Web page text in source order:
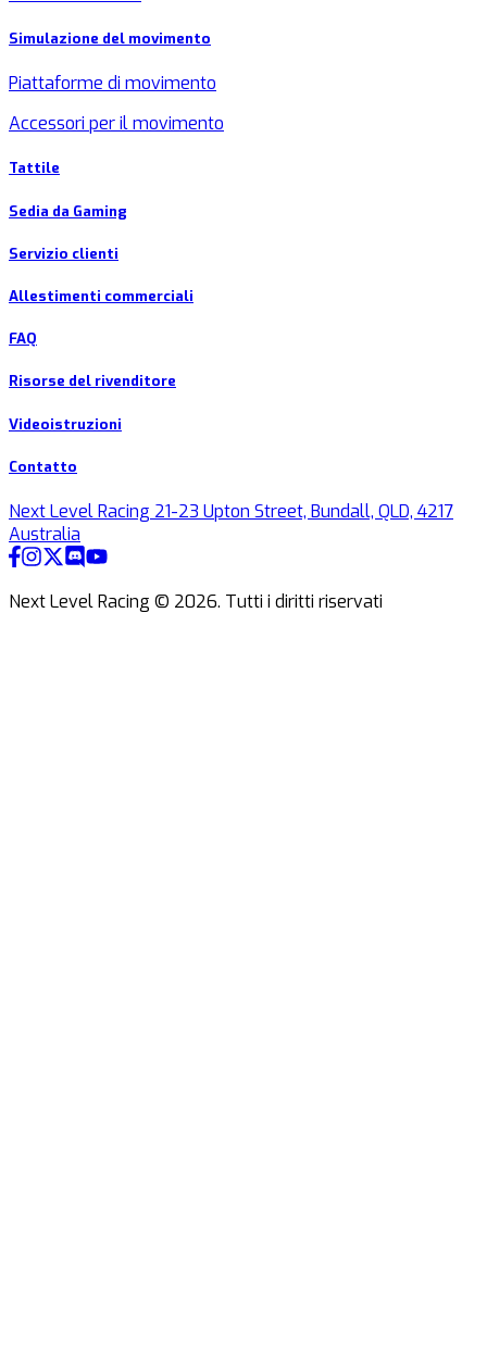
Simulazione del movimento
Piattaforme di movimento
Accessori per il movimento
Tattile
Sedia da Gaming
Servizio clienti
Allestimenti commerciali
FAQ
Risorse del rivenditore
Videoistruzioni
Contatto
Next Level Racing 21-23 Upton Street, Bundall, QLD, 4217
Australia
Next Level Racing © 2026. Tutti i diritti riservati